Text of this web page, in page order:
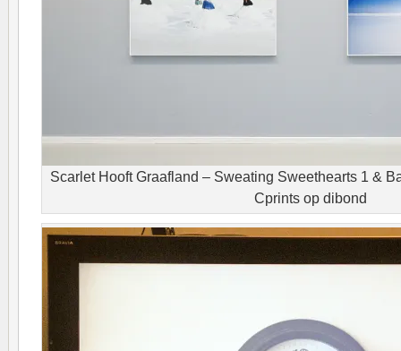
Scarlet Hooft Graafland – Sweating Sweethearts 1 &
Cprints op dibond